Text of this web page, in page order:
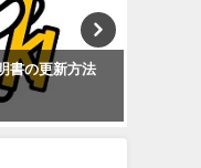
書の更新方法